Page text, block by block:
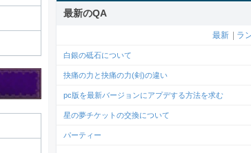
最新のQA
最新 ラ
白銀の砥石について
抉痛の力と抉痛の力(剣)の違い
pc版を最新バージョンにアプデする方法を求む
星の夢チケットの交換について
パーティー